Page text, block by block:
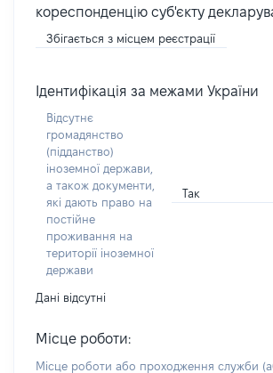
кореспонденцію суб'єкту
Збігається з місцем реєстрації
Ідентифікація за межами України
Відсутнє
громадянство
(підданство)
іноземної держави,
а також документи,
які дають право на
постійне
проживання на
території іноземної
держави
Так
Дані відсутні
Місце роботи:
Місце роботи або проходження служби